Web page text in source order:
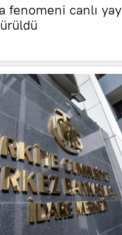
fenomeni canlı